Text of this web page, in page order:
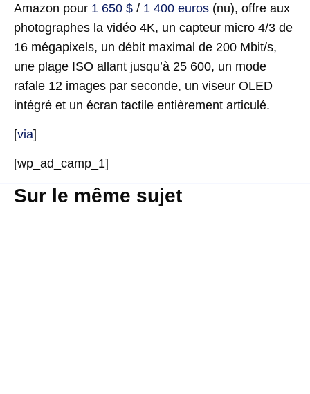
Amazon pour 1 650 $ / 1 400 euros (nu), offre aux
photographes la vidéo 4K, un capteur micro 4/3 de
16 mégapixels, un débit maximal de 200 Mbit/s,
une plage ISO allant jusqu’à 25 600, un mode
rafale 12 images par seconde, un viseur OLED
intégré et un écran tactile entièrement articulé.
[via]
[wp_ad_camp_1]
Sur le même sujet